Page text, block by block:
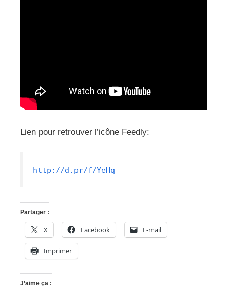
Lien pour retrouver l’icône Feedly:
http://d.pr/f/YeHq
Partager :
X Facebook E-mail
Imprimer
J’aime ça :